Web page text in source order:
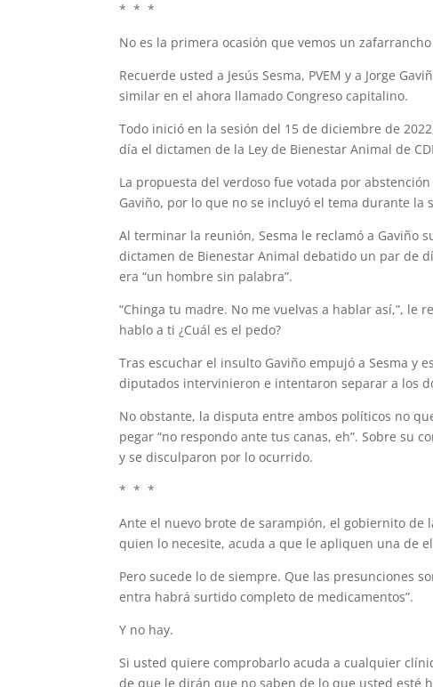
* * *
No es la primera ocasión que vemos un
Recuerde usted a Jesús Sesma, PVEM y a Jorge
similar en el ahora llamado Congreso capitalino.
Todo inició en la sesión del 15 de diciembre de
día el dictamen de la Ley de Bienestar Animal de
La propuesta del verdoso fue votada por
Gaviño, por lo que no se incluyó el tema durante la
Al terminar la reunión, Sesma le reclamó a Gaviño
dictamen de Bienestar Animal debatido un par de
era “un hombre sin palabra”.
“Chinga tu madre. No me vuelvas a hablar así,”, le
hablo a ti ¿Cuál es el pedo?
Tras escuchar el insulto Gaviño empujó a Sesma
diputados intervinieron e intentaron separar a los
No obstante, la disputa entre ambos políticos no
pegar “no respondo ante tus canas, eh”. Sobre su
y se disculparon por lo ocurrido.
* * *
Ante el nuevo brote de sarampión, el gobiernito de
quien lo necesite, acuda a que le apliquen una de
Pero sucede lo de siempre. Que las presunciones
entra habrá surtido completo de medicamentos”.
Y no hay.
Si usted quiere comprobarlo acuda a cualquier
de que le dirán que no saben de lo que usted esté